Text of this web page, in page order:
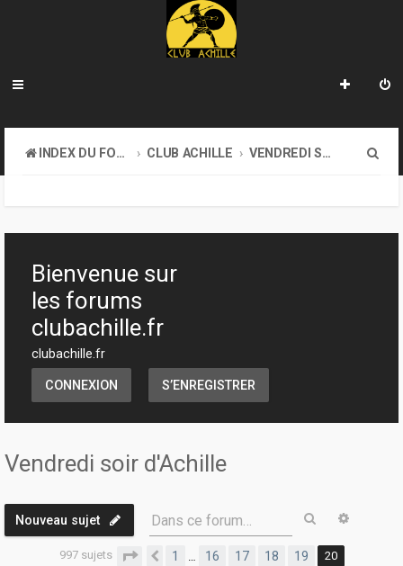
INDEX DU FORUM CLUB ACHILLE VENDREDI SOIR D'ACHILLE
h
Bienvenue sur
les forums
clubachille.fr
clubachille.fr
CONNEXION S’ENREGISTRER
Vendredi soir d'Achille
Nouveau sujet Dans ce forum… Rechercher
997 sujets Page20 sur20
Précédente
1 16 17 18 19 20